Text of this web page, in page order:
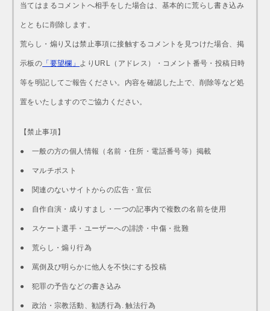
当てはまるコメントへ相手をした場合は、基本的に荒らし書き込み
とともに削除します。
荒らし・煽り又は禁止事項に接触するコメントを見つけた場合、掲
示板の 「要望欄」 よりURL（アドレス）・コメント番号・投稿日時
等を明記してご報告ください。内容を確認した上で、削除等など処
置をいたしますのでご協力ください。
【禁止事項】
● 一般の方の個人情報（名前・住所・電話番号等）掲載
● マルチポスト
● 関連のないサイトからの広告・宣伝
● 自作自演・成りすまし・一つの記事内で複数の名前を使用
● スケート選手・ユーザーへの誹謗・中傷・批難
● 荒らし・煽り行為
● 罵倒及び明らかに他人を不快にする投稿
● 犯罪の予告などの書き込み
● 政治・宗教活動、勧誘行為. 触法行為